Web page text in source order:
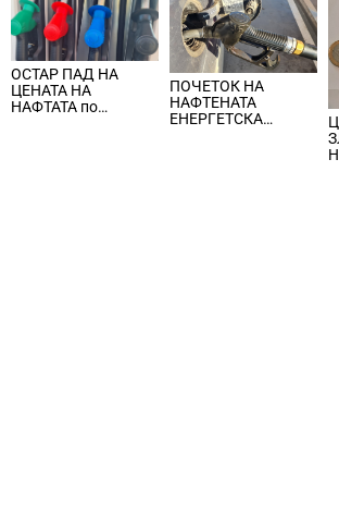
ОСТАР ПАД НА
ЦЕНАТА НА
НАФТАТА по
ПОЧЕТОК НА
НАФТЕНАТА
ЕНЕРГЕТСКА